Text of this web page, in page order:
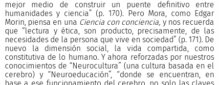
mejor medio de construir un puente definitivo entre
humanidades y ciencia” (p. 170). Pero Mora, como Edgar
Morin, piensa en una Ciencia con conciencia, y nos recuerda
que “lectura y ética, son producto, precisamente, de las
necesidades de la persona que vive en sociedad” (p. 171). De
nuevo la dimensión social, la vida compartida, como
constitutiva de lo humano. Y ahora reforzadas por nuestros
conocimientos de “Neurocultura” (una cultura basada en el
cerebro) y “Neuroeducación”, “donde se encuentran, en
base a ese funcionamiento del cerebro, no solo las claves